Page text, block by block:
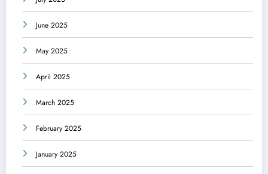
June 2025
May 2025
April 2025
March 2025
February 2025
January 2025